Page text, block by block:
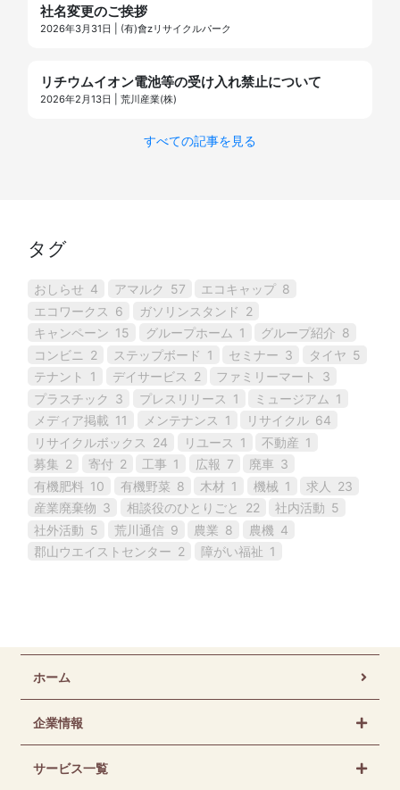
社名変更のご挨拶
2026年3月31日 | (有)會zリサイクルパーク
リチウムイオン電池等の受け入れ禁止について
2026年2月13日 | 荒川産業(株)
すべての記事を見る
タグ
おしらせ 4 アマルク 57 エコキャップ 8
エコワークス
6 ガソリンスタンド 2
キャンペーン 15 グループホーム 1 グループ紹介 8
コンビニ
2 ステップボード 1 セミナー 3 タイヤ 5
テナント
1 デイサービス 2 ファミリーマート
3
プラスチック 3 プレスリリース 1 ミュージアム 1
メディア掲載 11 メンテナンス 1 リサイクル 64
リサイクルボックス
24 リユース 1 不動産 1
募集 2 寄付 2 工事 1 広報 7 廃車 3
有機肥料 10 有機野菜 8 木材 1 機械 1 求人
23
産業廃棄物 3 相談役のひとりごと 22 社内活動 5
社外活動 5 荒川通信 9 農業 8 農機 4
郡山ウエイストセンター 2 障がい福祉 1
ホーム
企業情報
サービス一覧